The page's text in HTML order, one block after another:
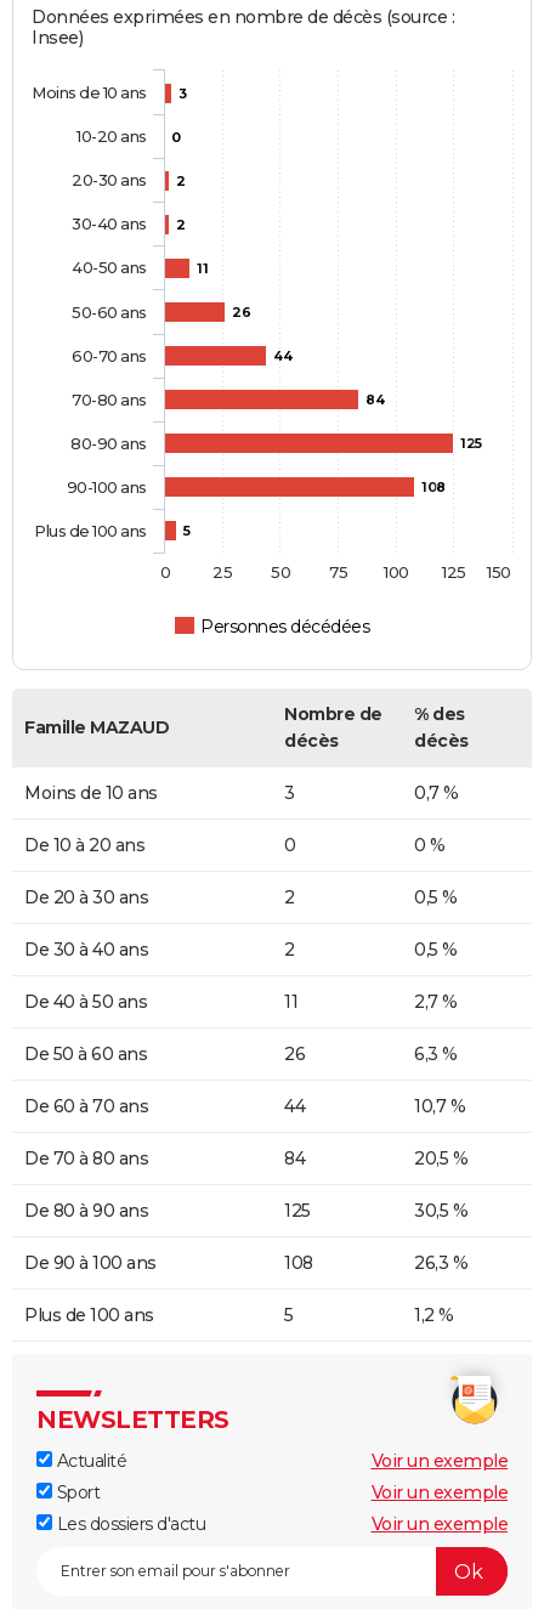
Données exprimées en nombre de décès (source :
Insee)
3
0
2
2
11
26
44
84
125
108
5
Personnes décédées
Moins de 10 ans
10-20 ans
20-30 ans
30-40 ans
40-50 ans
50-60 ans
60-70 ans
70-80 ans
80-90 ans
90-100 ans
Plus de 100 ans
0 25 50 75 100 125 150
Famille MAZAUD
Nombre de
décès
% des
décès
Moins de 10 ans 3 0,7 %
De 10 à 20 ans 0 0 %
De 20 à 30 ans 2 0,5 %
De 30 à 40 ans 2 0,5 %
De 40 à 50 ans 11 2,7 %
De 50 à 60 ans 26 6,3 %
De 60 à 70 ans 44 10,7 %
De 70 à 80 ans 84 20,5 %
De 80 à 90 ans 125 30,5 %
De 90 à 100 ans 108 26,3 %
Plus de 100 ans 5 1,2 %
NEWSLETTERS
Actualité
Voir un exemple
Sport
Voir un exemple
Les dossiers d'actu
Voir un exemple